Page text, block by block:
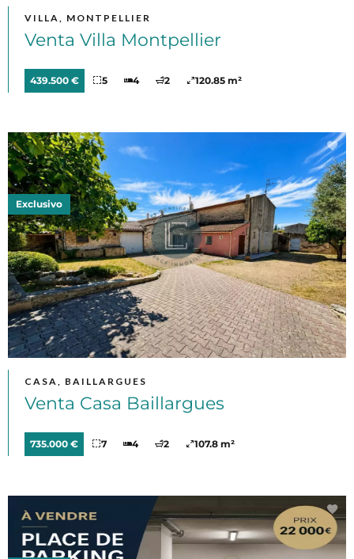
VILLA, MONTPELLIER
Venta Villa Montpellier
439.500 € 5 4 2 120.85 m²
CASA, BAILLARGUES
Venta Casa Baillargues
735.000 € 7 4 2 107.8 m²
Exclusivo